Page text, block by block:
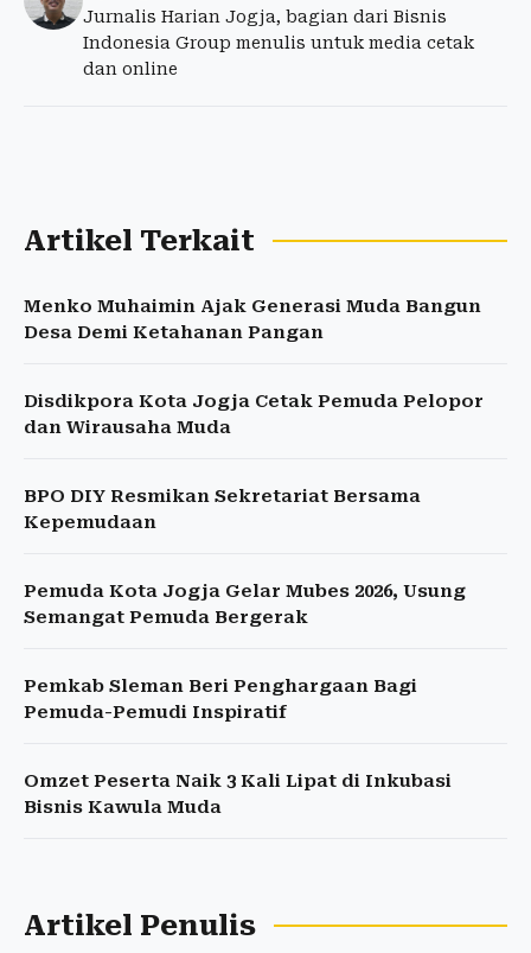
Jurnalis Harian Jogja, bagian dari Bisnis
Indonesia Group menulis untuk media cetak
dan online
Artikel Terkait
Menko Muhaimin Ajak Generasi Muda Bangun
Desa Demi Ketahanan Pangan
Disdikpora Kota Jogja Cetak Pemuda Pelopor
dan Wirausaha Muda
BPO DIY Resmikan Sekretariat Bersama
Kepemudaan
Pemuda Kota Jogja Gelar Mubes 2026, Usung
Semangat Pemuda Bergerak
Pemkab Sleman Beri Penghargaan Bagi
Pemuda-Pemudi Inspiratif
Omzet Peserta Naik 3 Kali Lipat di Inkubasi
Bisnis Kawula Muda
Artikel Penulis